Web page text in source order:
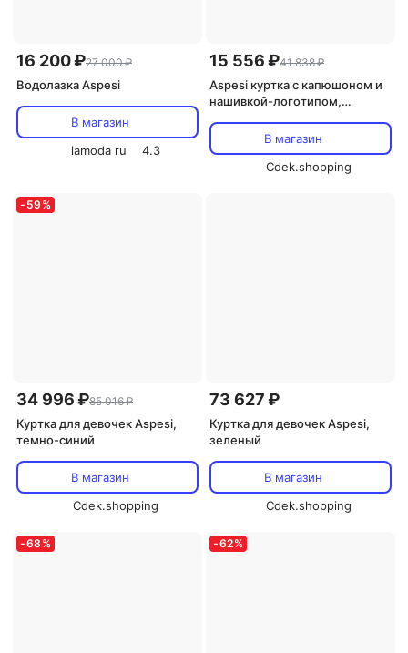
16 200 ₽27 000 ₽
Водолазка Aspesi
В магазин
lamoda ru
4.3
15 556 ₽41 838 ₽
Aspesi куртка с капюшоном и
нашивкой-логотипом,
В магазин
Cdek.shopping
- 59 %
34 996 ₽85 016 ₽
Куртка для девочек Aspesi,
темно-синий
В магазин
Cdek.shopping
73 627 ₽
Куртка для девочек Aspesi,
зеленый
В магазин
Cdek.shopping
-68 % -62%